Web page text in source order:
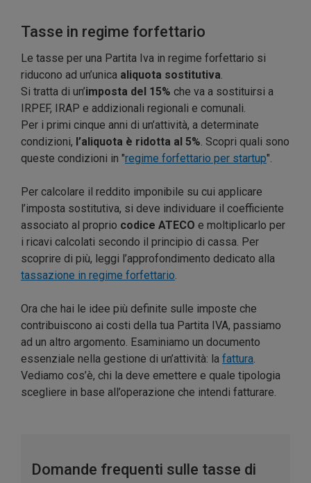
Tasse in regime forfettario
Le tasse per una Partita Iva in regime forfettario si
riducono ad un’unica aliquota sostitutiva.
Si tratta di un’imposta del 15% che va a sostituirsi a
IRPEF, IRAP e addizionali regionali e comunali.
Per i primi cinque anni di un’attività, a determinate
condizioni, l’aliquota è ridotta al 5%. Scopri quali sono
queste condizioni in "regime forfettario per startup".
Per calcolare il reddito imponibile su cui applicare
l’imposta sostitutiva, si deve individuare il coefficiente
associato al proprio codice ATECO e moltiplicarlo per
i ricavi calcolati secondo il principio di cassa. Per
scoprire di più, leggi l’approfondimento dedicato alla
tassazione in regime forfettario.
Ora che hai le idee più definite sulle imposte che
contribuiscono ai costi della tua Partita IVA, passiamo
ad un altro argomento. Esaminiamo un documento
essenziale nella gestione di un’attività: la fattura.
Vediamo cos’è, chi la deve emettere e quale tipologia
scegliere in base all’operazione che intendi fatturare.
Domande frequenti sulle tasse di